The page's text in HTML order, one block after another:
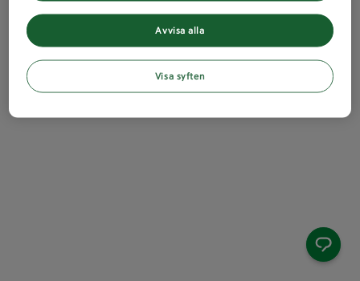
Avvisa alla
Visa syften